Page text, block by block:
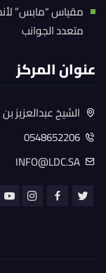
مقياس “مابس”
متعدد الجوانب
عنوان المركز
الشيخ عبدالعزيز بن
0548652206
INFO@LDC.SA